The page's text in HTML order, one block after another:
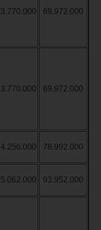
3.770.000 69.972.000
3.770.000 69.972.000
4.256.000 78.992.000
5.062.000 93.952.000